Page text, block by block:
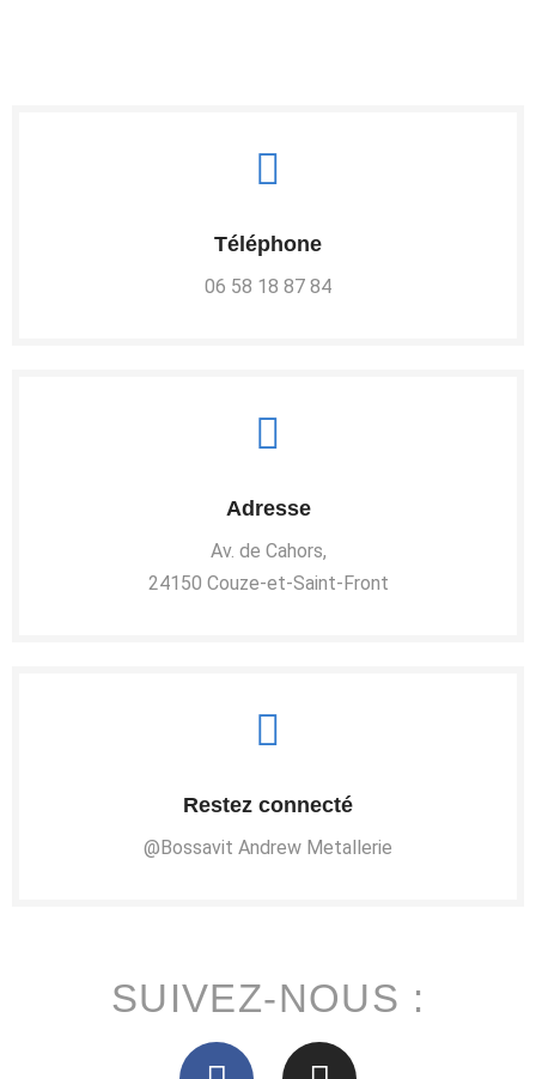
Téléphone
06 58 18 87 84
Adresse
Av. de Cahors,
24150 Couze-et-Saint-Front
Restez connecté
@Bossavit Andrew Metallerie
SUIVEZ-NOUS :